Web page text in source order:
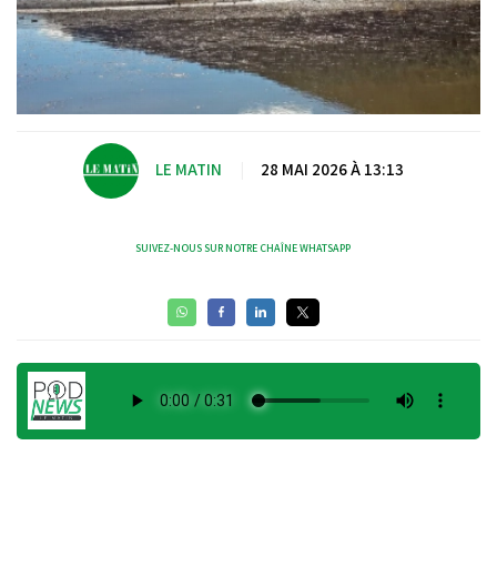
LE MATIN 28 MAI 2026 À 13:13
SUIVEZ-NOUS SUR NOTRE CHAÎNE WHATSAPP